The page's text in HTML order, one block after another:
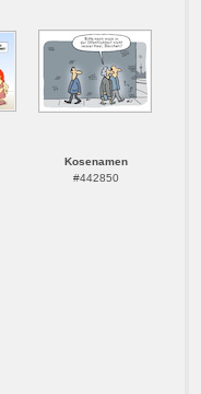
Kosenamen
#442850